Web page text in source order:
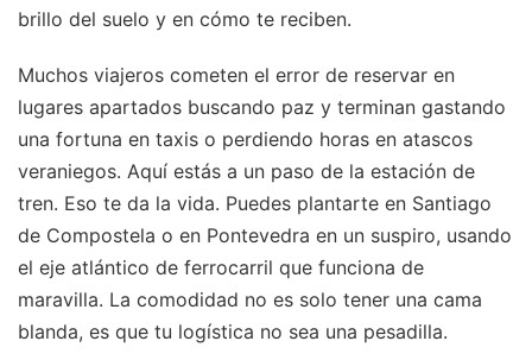
brillo del suelo y en cómo te reciben.
Muchos viajeros cometen el error de reservar en
lugares apartados buscando paz y terminan gastando
una fortuna en taxis o perdiendo horas en atascos
veraniegos. Aquí estás a un paso de la estación de
tren. Eso te da la vida. Puedes plantarte en Santiago
de Compostela o en Pontevedra en un suspiro, usando
el eje atlántico de ferrocarril que funciona de
maravilla. La comodidad no es solo tener una cama
blanda, es que tu logística no sea una pesadilla.